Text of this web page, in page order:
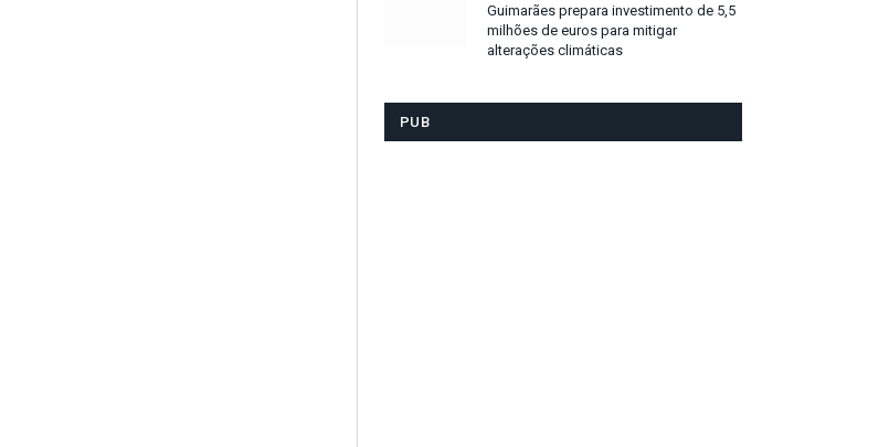
Guimarães prepara investimento de 5,5
milhões de euros para mitigar
alterações climáticas
PUB